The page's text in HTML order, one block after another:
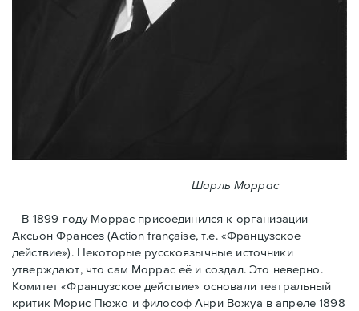
Шарль Моррас
В 1899 году Моррас присоединился к организации
Аксьон Франсез (Action française, т.е. «Французское
действие»). Некоторые русскоязычные источники
утверждают, что сам Моррас её и создал. Это неверно.
Комитет «Французское действие» основали театральный
критик Морис Пюжо и философ Анри Вожуа в апреле 1898